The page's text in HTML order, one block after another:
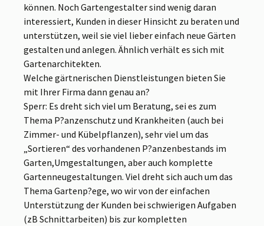
können. Noch Gartengestalter sind wenig daran
interessiert, Kunden in dieser Hinsicht zu beraten und
unterstützen, weil sie viel lieber einfach neue Gärten
gestalten und anlegen. Ähnlich verhält es sich mit
Gartenarchitekten.
Welche gärtnerischen Dienstleistungen bieten Sie
mit Ihrer Firma dann genau an?
Sperr: Es dreht sich viel um Beratung, sei es zum
Thema P?anzenschutz und Krankheiten (auch bei
Zimmer- und Kübelpflanzen), sehr viel um das
„Sortieren“ des vorhandenen P?anzenbestands im
Garten,Umgestaltungen, aber auch komplette
Gartenneugestaltungen. Viel dreht sich auch um das
Thema Gartenp?ege, wo wir von der einfachen
Unterstützung der Kunden bei schwierigen Aufgaben
(zB Schnittarbeiten) bis zur kompletten